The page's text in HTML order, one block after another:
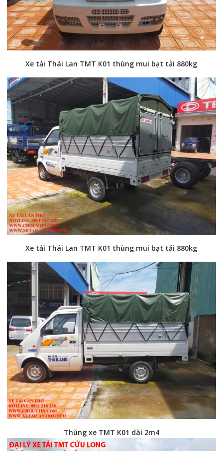
Xe tải Thái Lan TMT K01 thùng mui bạt tải 880kg
Xe tải Thái Lan TMT K01 thùng mui bạt tải 880kg
Thùng xe TMT K01 dài 2m4